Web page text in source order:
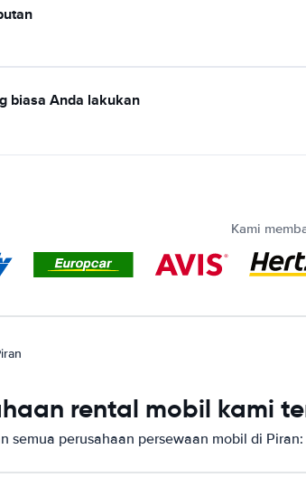
biasa Anda lakukan
Kami
rental mobil kami
semua perusahaan persewaan mobil di Piran: